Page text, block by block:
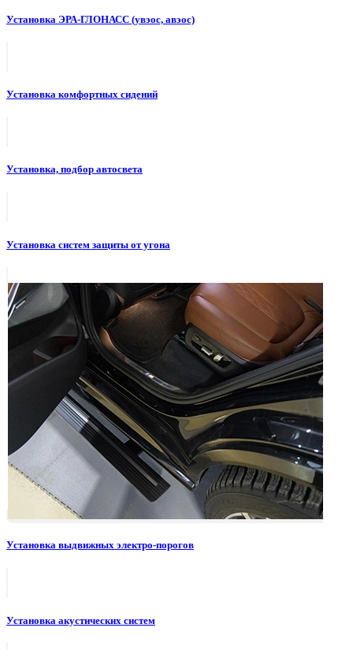
Установка ЭРА-ГЛОНАСС (увэос, авэос)
Установка комфортных сидений
Установка, подбор автосвета
Установка систем защиты от угона
Установка выдвижных электро-порогов
Установка акустических систем